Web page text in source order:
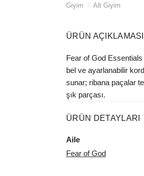
Giyim / Alt Giyim
ÜRÜN AÇIKLAMASI
Fear of God
bel ve ayarlanabilir
sunar; ribana paçalar
şık parçası.
ÜRÜN DETAYLARI
Aile
Fear of God